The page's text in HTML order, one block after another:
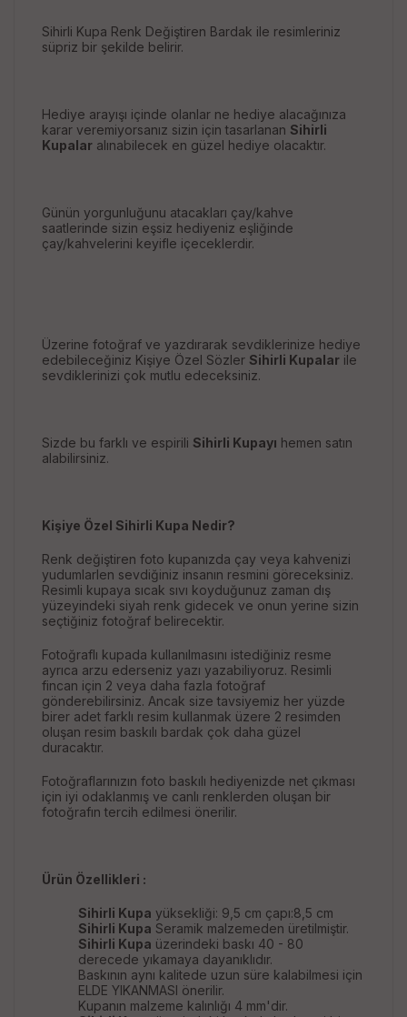
Sihirli Kupa Renk Değiştiren Bardak ile resimleriniz
süpriz bir şekilde belirir.
Hediye arayışı içinde olanlar ne hediye alacağınıza
karar veremiyorsanız sizin için tasarlanan Sihirli
Kupalar alınabilecek en güzel hediye olacaktır.
Günün yorgunluğunu atacakları çay/kahve
saatlerinde sizin eşsiz hediyeniz eşliğinde
çay/kahvelerini keyifle içeceklerdir.
Üzerine fotoğraf ve yazdırarak sevdiklerinize hediye
edebileceğiniz Kişiye Özel Sözler Sihirli Kupalar ile
sevdiklerinizi çok mutlu edeceksiniz.
Sizde bu farklı ve espirili Sihirli Kupayı hemen satın
alabilirsiniz.
Kişiye Özel Sihirli Kupa Nedir?
Renk değiştiren foto kupanızda çay veya kahvenizi
yudumlarlen sevdiğiniz insanın resmini göreceksiniz.
Resimli kupaya sıcak sıvı koyduğunuz zaman dış
yüzeyindeki siyah renk gidecek ve onun yerine sizin
seçtiğiniz fotoğraf belirecektir.
Fotoğraflı kupada kullanılmasını istediğiniz resme
ayrıca arzu ederseniz yazı yazabiliyoruz. Resimli
fincan için 2 veya daha fazla fotoğraf
gönderebilirsiniz. Ancak size tavsiyemiz her yüzde
birer adet farklı resim kullanmak üzere 2 resimden
oluşan resim baskılı bardak çok daha güzel
duracaktır.
Fotoğraflarınızın foto baskılı hediyenizde net çıkması
için iyi odaklanmış ve canlı renklerden oluşan bir
fotoğrafın tercih edilmesi önerilir.
Ürün Özellikleri :
Sihirli Kupa yüksekliği: 9,5 cm çapı:8,5 cm
Sihirli Kupa Seramik malzemeden üretilmiştir.
Sihirli Kupa üzerindeki baskı 40 - 80
derecede yıkamaya dayanıklıdır.
Baskının aynı kalitede uzun süre kalabilmesi için
ELDE YIKANMASI önerilir.
Kupanın malzeme kalınlığı 4 mm'dir.